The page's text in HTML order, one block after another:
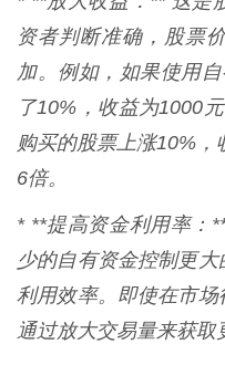
资者判断准确，股票
加。例如，如果使用
了10%，收益为1000
购买的股票上涨10%
6倍。
* **提高资金利用率：
少的自有资金控制更
利用效率。即使在市
通过放大交易量来获取